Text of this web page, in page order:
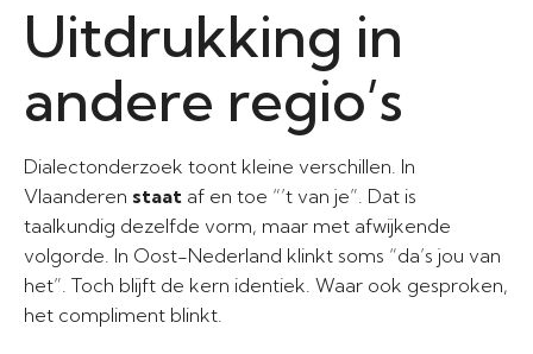
Uitdrukking in
andere regio’s
Dialectonderzoek toont kleine verschillen. In
Vlaanderen staat af en toe “’t van je”. Dat is
taalkundig dezelfde vorm, maar met afwijkende
volgorde. In Oost-Nederland klinkt soms “da’s jou van
het”. Toch blijft de kern identiek. Waar ook gesproken,
het compliment blinkt.